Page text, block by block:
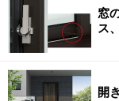
止、夏場の太陽
めと同時に、省
の他、絶対に安
ッシのガラスを
窓
ス
開